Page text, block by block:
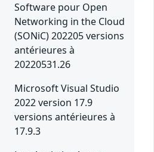
Software pour Open
Networking in the Cloud
(SONiC) 202205 versions
antérieures à
20220531.26
Microsoft Visual Studio
2022 version 17.9
versions antérieures à
17.9.3